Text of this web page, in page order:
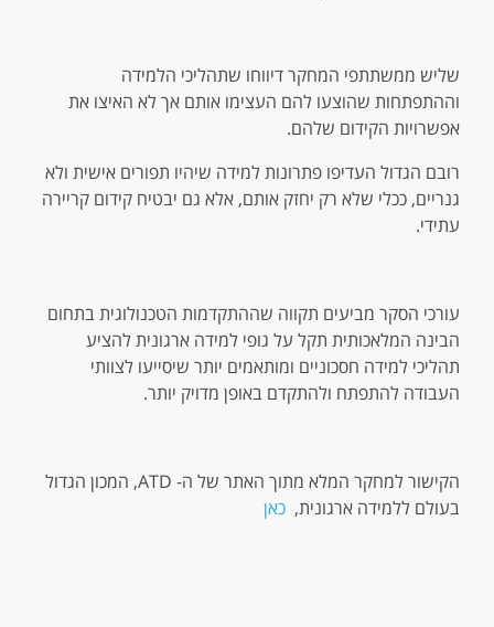
שליש ממשתתפי המחקר דיווחו שתהליכי הלמידה
וההתפתחות שהוצעו להם העצימו אותם אך לא האיצו את
אפשרויות הקידום שלהם.
רובם הגדול העדיפו פתרונות למידה שיהיו תפורים אישית ולא
גנריים, ככלי שלא רק יחזק אותם, אלא גם יבטיח קידום קריירה
עתידי.
עורכי הסקר מביעים תקווה שההתקדמות הטכנולוגית בתחום
הבינה המלאכותית תקל על גופי למידה ארגונית להציע
תהליכי למידה חסכוניים ומותאמים יותר שיסייעו לצוותי
העבודה להתפתח ולהתקדם באופן מדויק יותר.
הקישור למחקר המלא מתוך האתר של ה- ATD, המכון הגדול
בעולם ללמידה ארגונית,כאן